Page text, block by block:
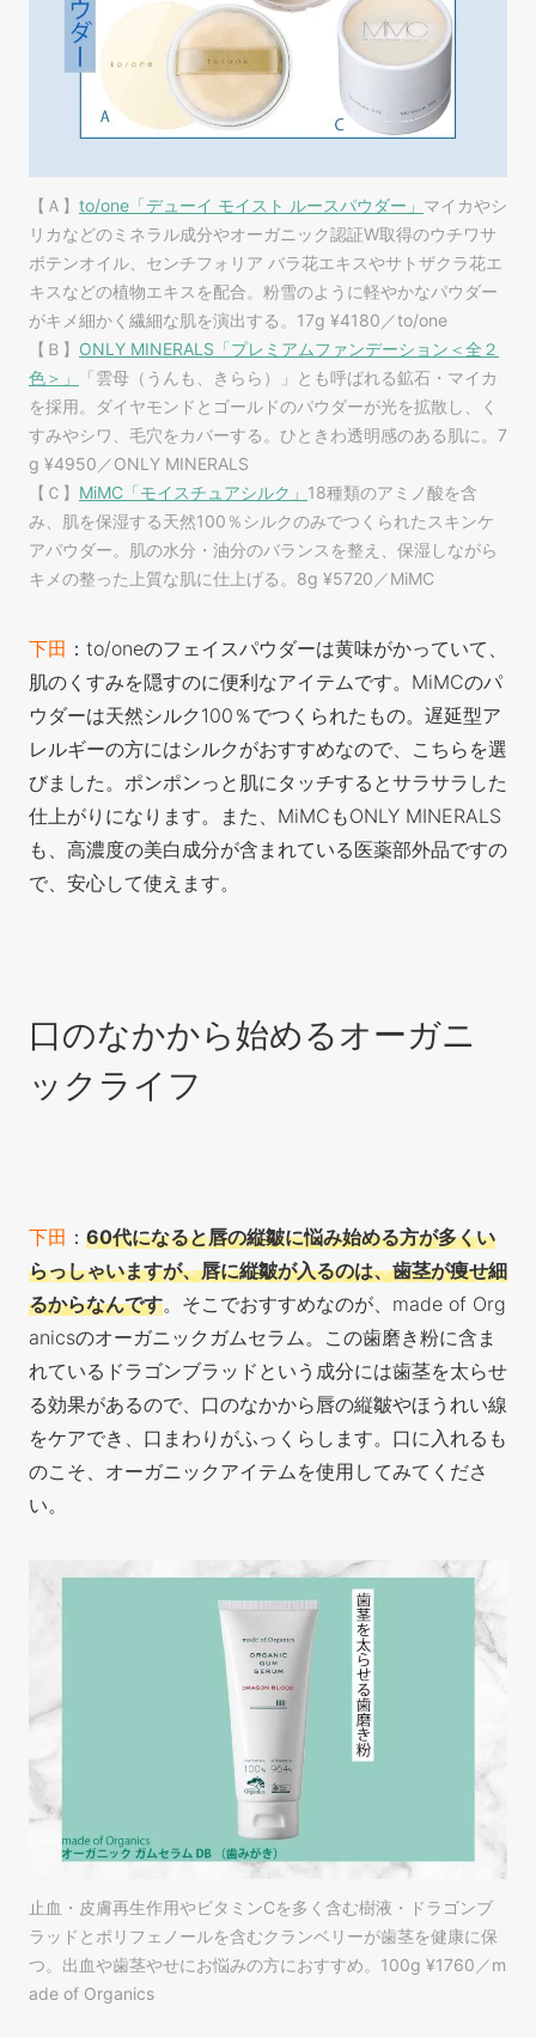
【Ａ】 to/one「デューイ モイスト ルースパウダー」 マイカやシ
リカなどのミネラル成分やオーガニック認証W取得のウチワサ
ボテンオイル、センチフォリア バラ花エキスやサトザクラ花エ
キスなどの植物エキスを配合。粉雪のように軽やかなパウダー
がキメ細かく繊細な肌を演出する。17g ¥4180／to/one
【Ｂ】 ONLY MINERALS「プレミアムファンデーション＜全２
色＞」
「雲母（うんも、きらら）」とも呼ばれる鉱石・マイカ
を採用。ダイヤモンドとゴールドのパウダーが光を拡散し、く
すみやシワ、毛穴をカバーする。ひときわ透明感のある肌に。7
g ¥4950／ONLY MINERALS
【Ｃ】 MiMC「モイスチュアシルク」 18種類のアミノ酸を含
み、肌を保湿する天然100％シルクのみでつくられたスキンケ
アパウダー。肌の水分・油分のバランスを整え、保湿しながら
キメの整った上質な肌に仕上げる。8g ¥5720／MiMC
下田 ：to/oneのフェイスパウダーは黄味がかっていて、
肌のくすみを隠すのに便利なアイテムです。MiMCのパ
ウダーは天然シルク100％でつくられたもの。遅延型ア
レルギーの方にはシルクがおすすめなので、こちらを選
びました。ポンポンっと肌にタッチするとサラサラした
仕上がりになります。また、MiMCもONLY MINERALS
も、高濃度の美白成分が含まれている医薬部外品ですの
で、安心して使えます。
口のなかから始めるオーガニ
ックライフ
下田 ： 60代になると唇の縦皺に悩み始める方が多くい
らっしゃいますが、唇に縦皺が入るのは、歯茎が痩せ細
るからなんです。そこでおすすめなのが、made of Org
anicsのオーガニックガムセラム。この歯磨き粉に含ま
れているドラゴンブラッドという成分には歯茎を太らせ
る効果があるので、口のなかから唇の縦皺やほうれい線
をケアでき、口まわりがふっくらします。口に入れるも
のこそ、オーガニックアイテムを使用してみてくださ
い。
止血・皮膚再生作用やビタミンCを多く含む樹液・ドラゴンブ
ラッドとポリフェノールを含むクランベリーが歯茎を健康に保
つ。出血や歯茎やせにお悩みの方におすすめ。100g ¥1760／m
ade of Organics